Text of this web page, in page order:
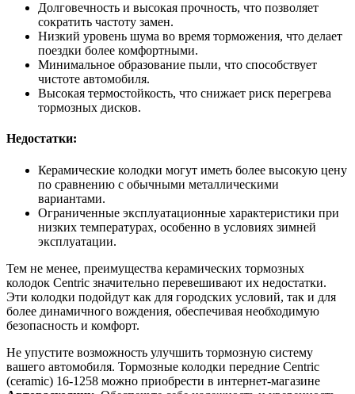
Долговечность и высокая прочность, что позволяет
сократить частоту замен.
Низкий уровень шума во время торможения, что делает
поездки более комфортными.
Минимальное образование пыли, что способствует
чистоте автомобиля.
Высокая термостойкость, что снижает риск перегрева
тормозных дисков.
Недостатки:
Керамические колодки могут иметь более высокую цену
по сравнению с обычными металлическими
вариантами.
Ограниченные эксплуатационные характеристики при
низких температурах, особенно в условиях зимней
эксплуатации.
Тем не менее, преимущества керамических тормозных
колодок Centric значительно перевешивают их недостатки.
Эти колодки подойдут как для городских условий, так и для
более динамичного вождения, обеспечивая необходимую
безопасность и комфорт.
Не упустите возможность улучшить тормозную систему
вашего автомобиля. Тормозные колодки передние Centric
(ceramic) 16-1258 можно приобрести в интернет-магазине